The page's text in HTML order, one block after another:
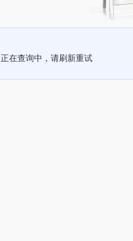
正在查询中，请刷新重试